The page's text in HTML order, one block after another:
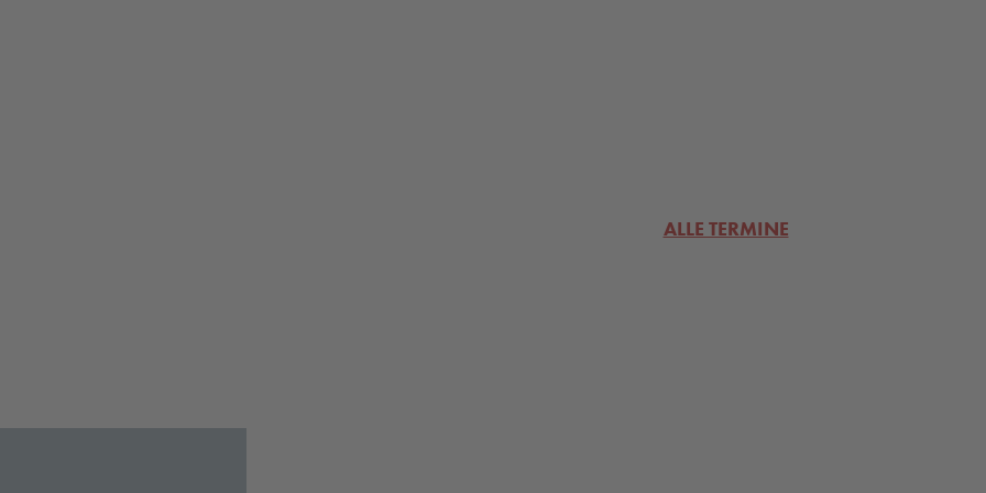
ALLE TERMINE